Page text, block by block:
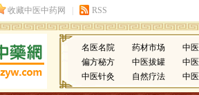
名医名院 药材市场 中
偏方秘方
中医拔罐 中
中医针灸
自然疗法 中